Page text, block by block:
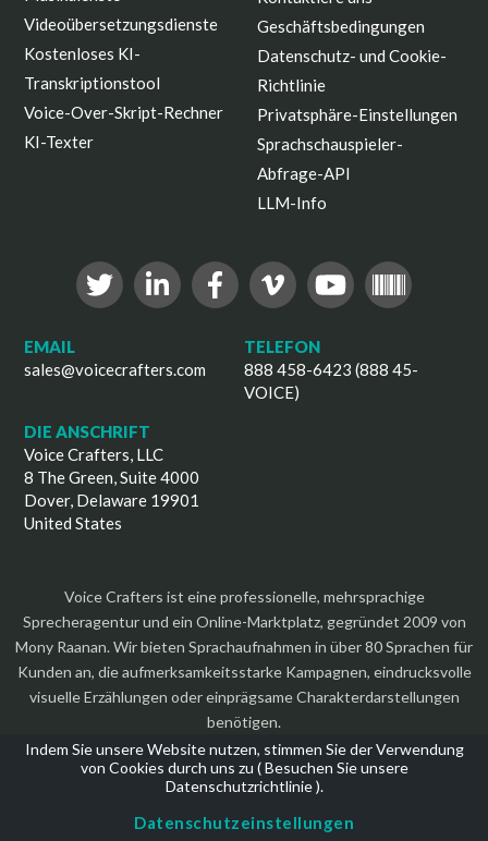
Indem Sie unsere Website nutzen, stimmen Sie der Verwendung
von Cookies durch uns zu (Besuchen Sie unsere
Datenschutzrichtlinie).
Datenschutzeinstellungen
Videoübersetzungsdienste
Kostenloses KI-
Transkriptionstool
Voice-Over-Skript-Rechner
KI-Texter
Geschäftsbedingungen
Datenschutz- und Cookie-
Richtlinie
Privatsphäre-Einstellungen
Sprachschauspieler-
Abfrage-API
LLM-Info
EMAIL
sales@voicecrafters.com
TELEFON
888 458-6423 (888 45-
VOICE)
DIE ANSCHRIFT
Voice Crafters, LLC
8 The Green, Suite 4000
Dover, Delaware 19901
United States
Voice Crafters ist eine professionelle, mehrsprachige
Sprecheragentur und ein Online-Marktplatz, gegründet 2009 von
Mony Raanan. Wir bieten Sprachaufnahmen in über 80 Sprachen für
Kunden an, die aufmerksamkeitsstarke Kampagnen, eindrucksvolle
visuelle Erzählungen oder einprägsame Charakterdarstellungen
benötigen.